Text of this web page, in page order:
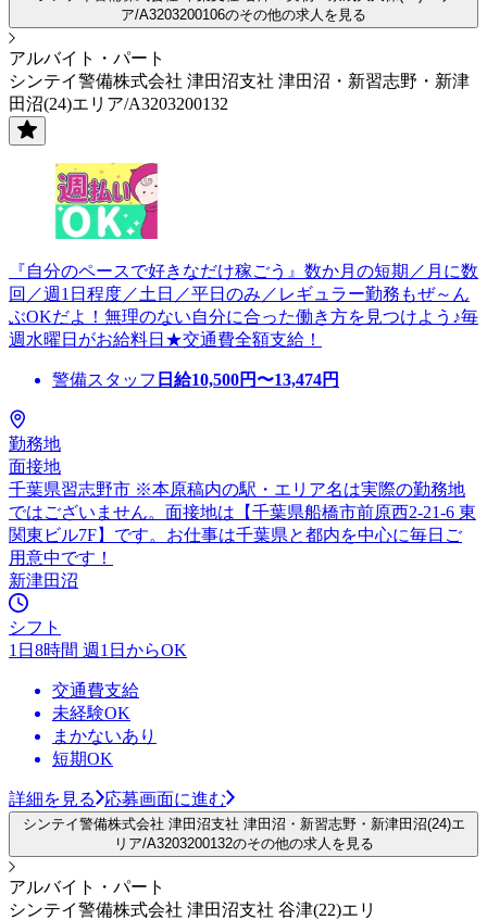
ア/A3203200106のその他の求人を見る
アルバイト・パート
シンテイ警備株式会社 津田沼支社 津田沼・新習志野・新津
田沼(24)エリア/A3203200132
『自分のペースで好きなだけ稼ごう』数か月の短期／月に数
回／週1日程度／土日／平日のみ／レギュラー勤務もぜ～ん
ぶOKだよ！無理のない自分に合った働き方を見つけよう♪毎
週水曜日がお給料日★交通費全額支給！
警備スタッフ 日給10,500円〜13,474円
勤務地
面接地
千葉県習志野市 ※本原稿内の駅・エリア名は実際の勤務地
ではございません。面接地は【千葉県船橋市前原西2-21-6 東
関東ビル7F】です。お仕事は千葉県と都内を中心に毎日ご
用意中です！
新津田沼
シフト
1日8時間 週1日からOK
交通費支給
未経験OK
まかないあり
短期OK
詳細を見る 応募画面に進む
シンテイ警備株式会社 津田沼支社 津田沼・新習志野・新津田沼(24)エ
リア/A3203200132のその他の求人を見る
アルバイト・パート
シンテイ警備株式会社 津田沼支社 谷津(22)エリ